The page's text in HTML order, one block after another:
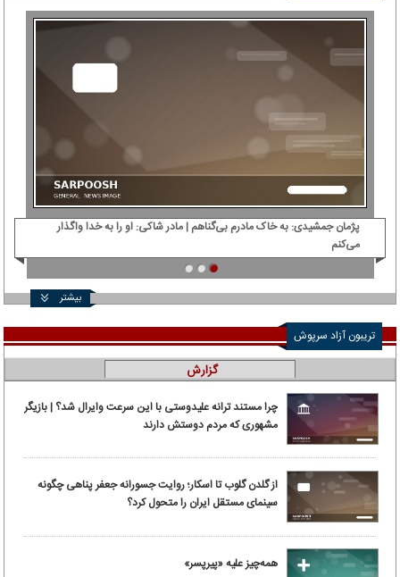
پژمان جمشیدی: ‌به خاک مادرم بی‌گناهم | مادر شاکی: او را به خدا واگذار
می‌کنم
بیشتر
تریبون آزاد سرپوش
گزارش
چرا مستند ترانه علیدوستی با این سرعت وایرال شد؟ | بازیگر
مشهوری که مردم دوستش دارند
از گلدن گلوب تا اسکار؛ روایت جسورانه جعفر پناهی چگونه
سینمای مستقل ایران را متحول کرد؟
همه‌چیز علیه «پیرپسر»